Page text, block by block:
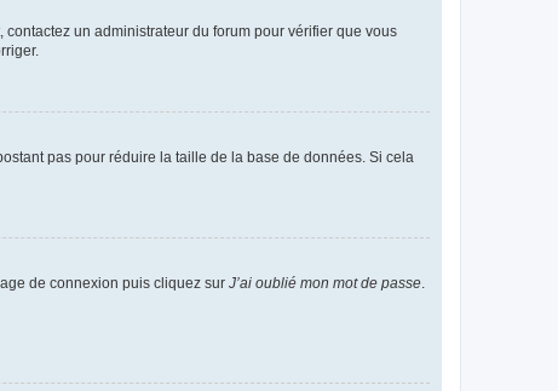
un administrateur du forum pour vérifier que vous
pas pour réduire la taille de la base de données. Si cela
de connexion puis cliquez sur J’ai oublié mon mot de passe.